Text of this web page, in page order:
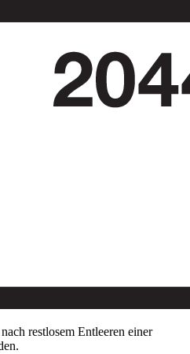
restlosem Entleeren einer